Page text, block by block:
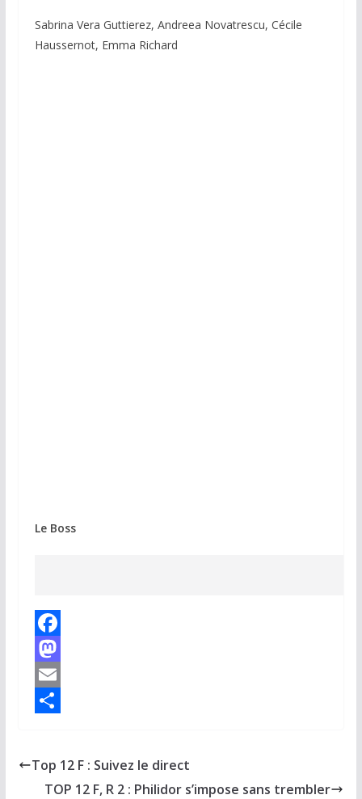
Sabrina Vera Guttierez, Andreea Novatrescu, Cécile
Haussernot, Emma Richard
Le Boss
F
a
c
M
aE
Top 12 F : Suivez le direct
TOP 12 F, R 2 : Philidor s’impose sans trembler